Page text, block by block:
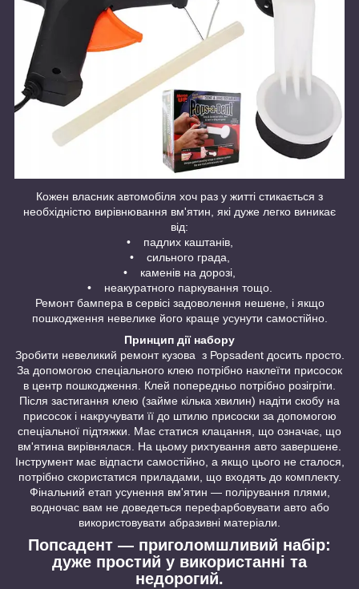
Кожен власник автомобіля хоч раз у житті стикається з
необхідністю вирівнювання вм'ятин, які дуже легко виникає
від:
• падлих каштанів,
• сильного града,
• каменів на дорозі,
• неакуратного паркування тощо.
Ремонт бампера в сервісі задоволення нешене, і якщо
пошкодження невелике його краще усунути самостійно.
Принцип дії набору
Зробити невеликий ремонт кузова з Роpsadent досить просто.
За допомогою спеціального клею потрібно наклеїти присосок
в центр пошкодження. Клей попередньо потрібно розігріти.
Після застигання клею (займе кілька хвилин) надіти скобу на
присосок і накручувати її до штилю присоски за допомогою
спеціальної підтяжки. Має статися клацання, що означає, що
вм'ятина вирівнялася. На цьому рихтування авто завершене.
Інструмент має відпасти самостійно, а якщо цього не сталося,
потрібно скористатися приладами, що входять до комплекту.
Фінальний етап усунення вм'ятин — полірування плями,
водночас вам не доведеться перефарбовувати авто або
використовувати абразивні матеріали.
Попсадент — приголомшливий набір:
дуже простий у використанні та
недорогий.